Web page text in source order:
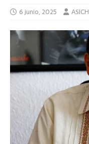
6 junio, 2025 ASICH